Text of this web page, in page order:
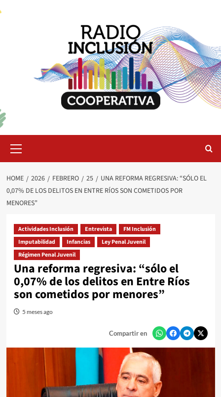
Menu
HOME 2026 FEBRERO 25
UNA REFORMA REGRESIVA: “SÓLO EL
0,07% DE LOS DELITOS EN ENTRE RÍOS SON COMETIDOS POR
MENORES”
Actividades Inclusión Entrevista
FM Inclusión
Imputabilidad
Infancias
Ley Penal Juvenil
Régimen Penal Juvenil
Una reforma regresiva: “sólo el
0,07% de los delitos en Entre Ríos
son cometidos por menores”
5 meses ago
Compartir en